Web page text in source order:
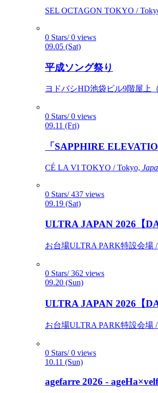
SEL OCTAGON TOKYO /
0 Stars/ 0 views
09.05 (Sat)
平成ソング祭り
ヨドバシHD池袋ビル9階屋上
0 Stars/ 0 views
09.11 (Fri)
「SAPPHIRE
CÉ LA VI TOKYO / Tokyo,
0 Stars/ 437 views
09.19 (Sat)
ULTRA JAPAN 2026【
お台場ULTRA PARK特設会場 /
0 Stars/ 362 views
09.20 (Sun)
ULTRA JAPAN 2026【
お台場ULTRA PARK特設会場 /
0 Stars/ 0 views
10.11 (Sun)
agefarre 2026 -